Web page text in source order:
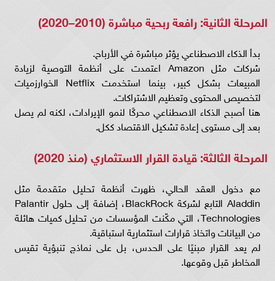
المرحلة الثانية: رافعة ربحية مباشرة (2010–2020)
بدأ الذكاء الاصطناعي يؤثر مباشرة في الأرباح.
شركات مثل Amazon اعتمدت على أنظمة التوصية لزيادة
المبيعات بشكل كبير، بينما استخدمت Netflix الخوارزميات
لتخصيص المحتوى وتعظيم الاشتراكات.
هنا أصبح الذكاء الاصطناعي محركًا لنمو الإيرادات، لكنه لم يصل
بعد إلى مستوى إعادة تشكيل الاقتصاد ككل.
المرحلة الثالثة: قيادة القرار الاستثماري (منذ 2020)
مع دخول العقد الحالي، ظهرت أنظمة تحليل متقدمة مثل
Aladdin التابع لشركة BlackRock، إضافة إلى حلول Palantir
Technologies، التي مكّنت المؤسسات من تحليل كميات هائلة
من البيانات واتخاذ قرارات استثمارية استباقية.
لم يعد القرار مبنيًا على الحدس، بل على نماذج تنبؤية تقيس
المخاطر قبل وقوعها.